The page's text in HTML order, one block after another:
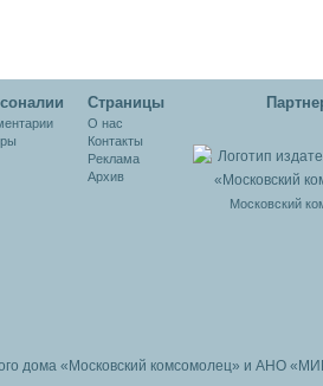
Cтраницы
О нас
Контакты
Реклама
Архив
Московский
дома «Московский комсомолец» и АНО